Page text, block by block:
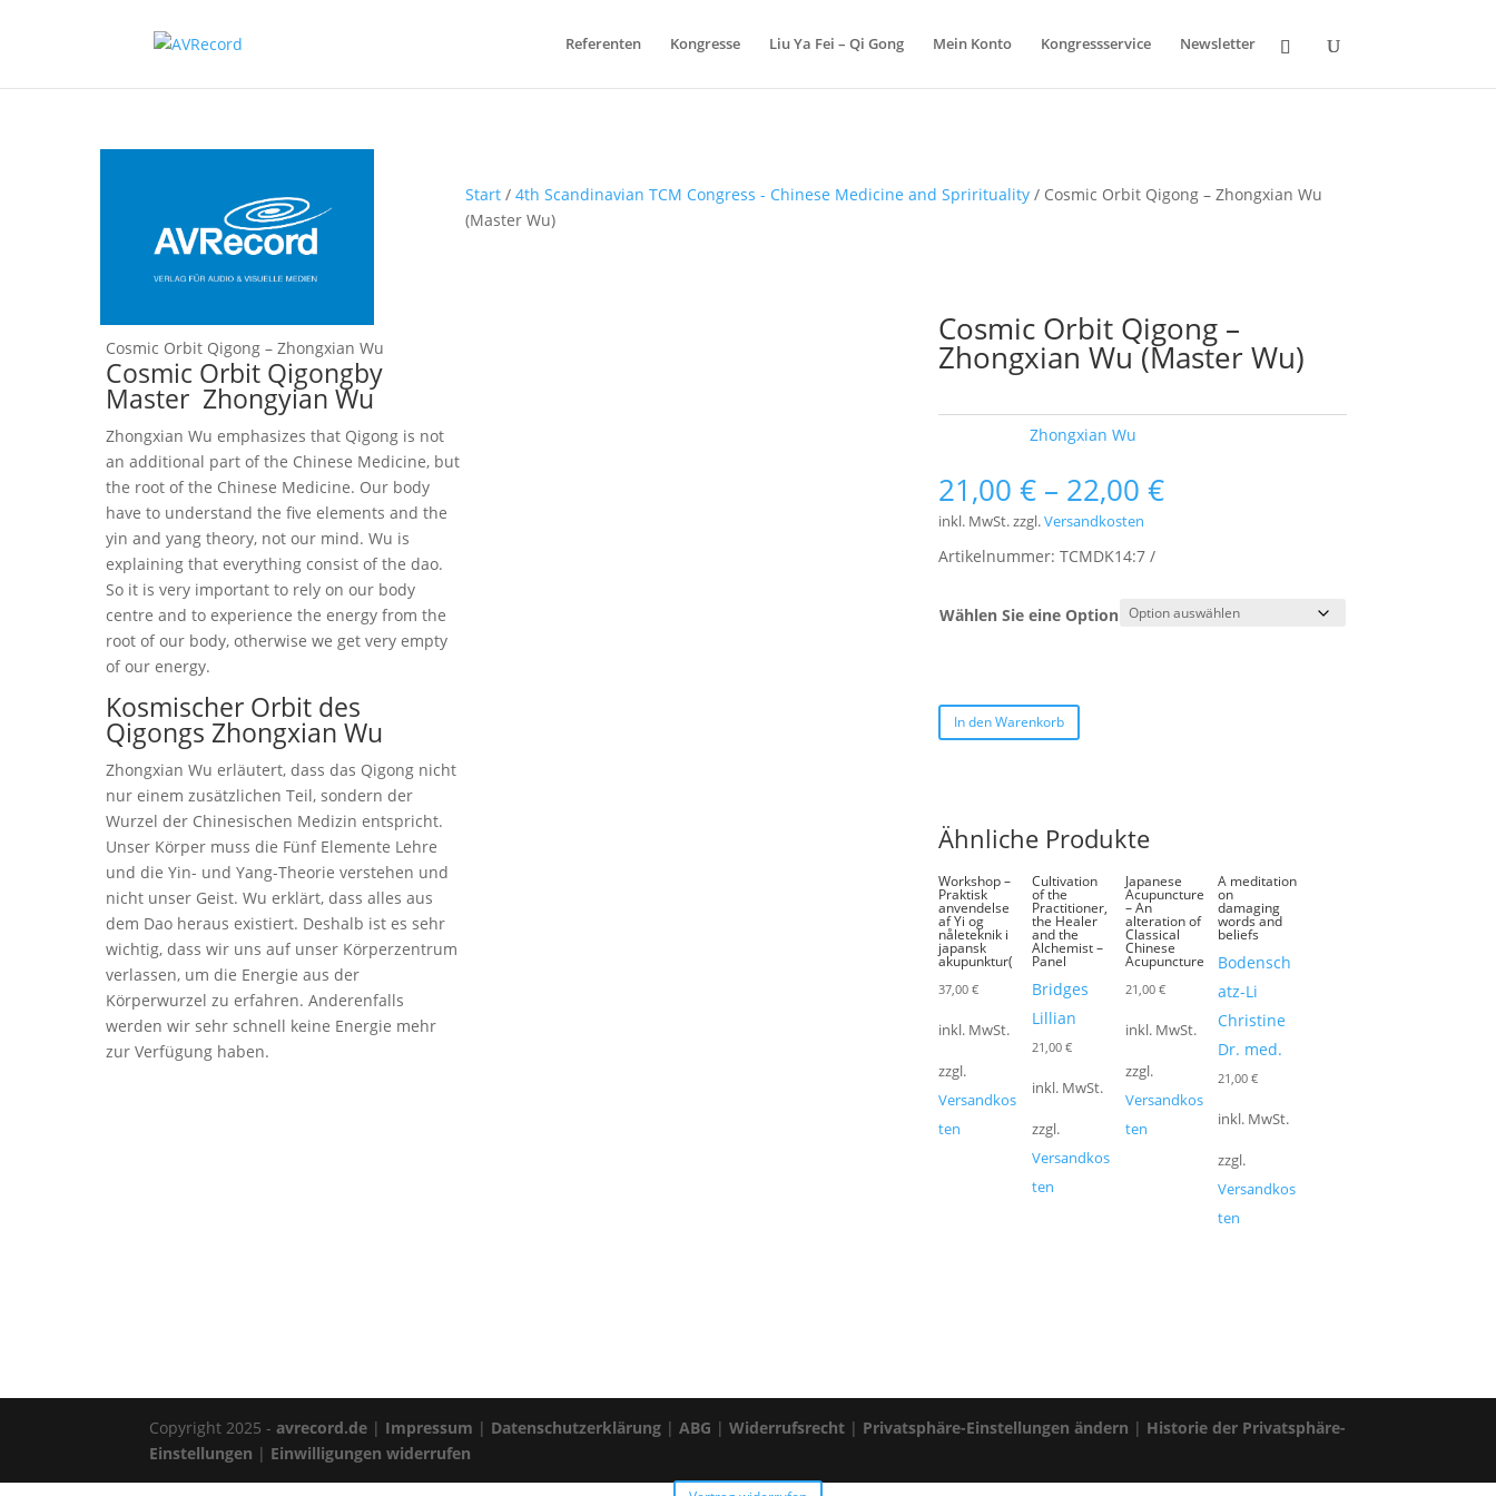
Referenten Kongresse Liu Ya Fei – Qi Gong Mein Konto Kongressservice Newsletter
Cosmic Orbit Qigong – Zhongxian Wu
Cosmic Orbit Qigongby
Master Zhongyian Wu
Zhongxian Wu emphasizes that Qigong is not
an additional part of the Chinese Medicine, but
the root of the Chinese Medicine. Our body
have to understand the five elements and the
yin and yang theory, not our mind. Wu is
explaining that everything consist of the dao.
So it is very important to rely on our body
centre and to experience the energy from the
root of our body, otherwise we get very empty
of our energy.
Kosmischer Orbit des
Qigongs Zhongxian Wu
Zhongxian Wu erläutert, dass das Qigong nicht
nur einem zusätzlichen Teil, sondern der
Wurzel der Chinesischen Medizin entspricht.
Unser Körper muss die Fünf Elemente Lehre
und die Yin- und Yang-Theorie verstehen und
nicht unser Geist. Wu erklärt, dass alles aus
dem Dao heraus existiert. Deshalb ist es sehr
wichtig, dass wir uns auf unser Körperzentrum
verlassen, um die Energie aus der
Körperwurzel zu erfahren. Anderenfalls
werden wir sehr schnell keine Energie mehr
zur Verfügung haben.
Start/ 4th Scandinavian TCM Congress - Chinese Medicine and Sprirituality/ Cosmic Orbit Qigong – Zhongxian Wu
(Master Wu)
Cosmic Orbit Qigong –
Zhongxian Wu (Master Wu)
Schlagwort:Zhongxian Wu
21,00€ – 22,00€
inkl. MwSt.zzgl.Versandkosten
Artikelnummer:TCMDK14:7
Wählen Sie eine Option
In den Warenkorb
Ähnliche Produkte
Workshop –
Praktisk
anvendelse
af Yi og
nåleteknik i
japansk
akupunktur(
37,00€
inkl. MwSt.
zzgl.
Versandkos
ten
Cultivation
of the
Practitioner,
the Healer
and the
Alchemist –
Panel
Bridges
Lillian
21,00 €
inkl. MwSt.
zzgl.
Versandkos
ten
Japanese
Acupuncture
– An
alteration of
Classical
Chinese
Acupuncture
21,00 €
inkl. MwSt.
zzgl.
Versandkos
ten
A meditation
on
damaging
words and
beliefs
Bodensch
atz-Li
Christine
Dr. med.
21,00€
inkl. MwSt.
zzgl.
Versandkos
ten
Copyright 2025 -avrecord.de | Impressum | Datenschutzerklärung |ABG |Widerrufsrecht | Privatsphäre-Einstellungen ändern | Historie der Privatsphäre-
Einstellungen | Einwilligungen widerrufen